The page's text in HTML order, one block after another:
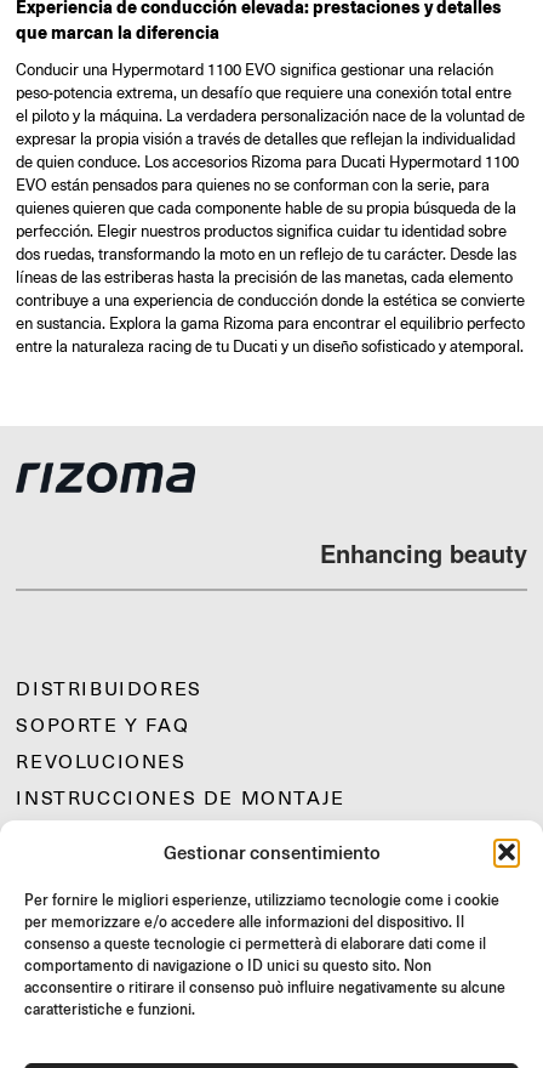
Gestionar consentimiento
Per fornire le migliori esperienze, utilizziamo tecnologie come i cookie
per memorizzare e/o accedere alle informazioni del dispositivo. Il
consenso a queste tecnologie ci permetterà di elaborare dati come il
comportamento di navigazione o ID unici su questo sito. Non
acconsentire o ritirare il consenso può influire negativamente su alcune
caratteristiche e funzioni.
Experiencia de conducción elevada: prestaciones y detalles
que marcan la diferencia
Conducir una Hypermotard 1100 EVO significa gestionar una relación
peso-potencia extrema, un desafío que requiere una conexión total entre
el piloto y la máquina. La verdadera personalización nace de la voluntad de
expresar la propia visión a través de detalles que reflejan la individualidad
de quien conduce. Los accesorios Rizoma para Ducati Hypermotard 1100
EVO están pensados para quienes no se conforman con la serie, para
quienes quieren que cada componente hable de su propia búsqueda de la
perfección. Elegir nuestros productos significa cuidar tu identidad sobre
dos ruedas, transformando la moto en un reflejo de tu carácter. Desde las
líneas de las estriberas hasta la precisión de las manetas, cada elemento
contribuye a una experiencia de conducción donde la estética se convierte
en sustancia. Explora la gama Rizoma para encontrar el equilibrio perfecto
entre la naturaleza racing de tu Ducati y un diseño sofisticado y atemporal.
Enhancing beauty
DISTRIBUIDORES
SOPORTE Y FAQ
REVOLUCIONES
INSTRUCCIONES DE MONTAJE
JOIN US
¡Únete a la comunidad Rizoma y accede a contenidos exclusivos y
ofertas especiales!